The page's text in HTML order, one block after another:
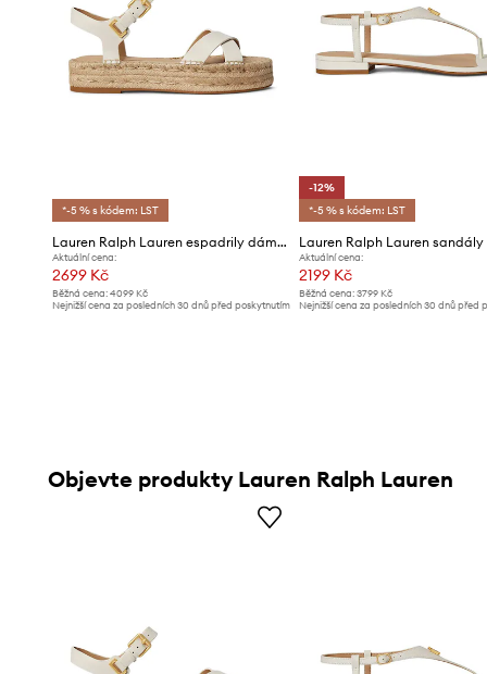
*-5 % s kódem: LST
Lauren Ralph Lauren espadrily dámské kožené Emeryn
Aktuální cena:
2699 Kč
Běžná cena: 4099 Kč
Nejnižší cena za posledních 30 dnů před poskytnutím
-12%
*-5 % s kódem: LST
Aktuální cena:
2199 Kč
Běžná cena:3799 Kč
Nejnižší cena za posledních 30 dnů před
Objevte produkty Lauren Ralph Lauren